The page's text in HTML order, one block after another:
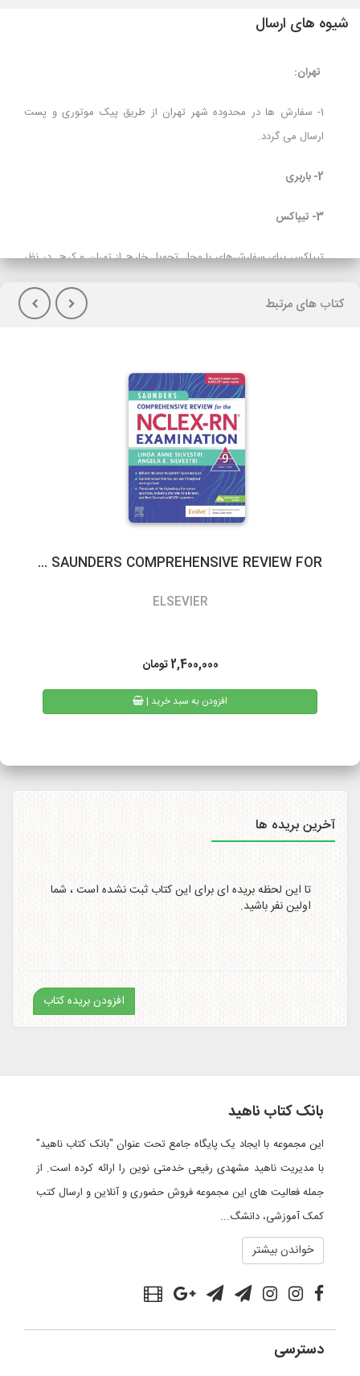
شیوه های ارسال
تهران:
1- سفارش ها در محدوده شهر تهران از طریق پیک موتوری و پست
ارسال می گردد.
2- باربری
3- تیپاکس
تیپاکس برای سفارش‌های با محل تحویل خارج از تهران و کرج در نظر
هنگام تحویل کالا(پس کرایه) دارند توصیه می شود.
گیلان)نسبت به سایر روشهای ارسال سریعتر می باشد. در صورت انتخاب
ارسال با پست تیپاکس، هزینه حمل به عهده مشتری خواهد بود.
سرویس‌دهی تیپاکس در بیش از 80 شهر که تک مسیره هستند به طور
معمول 24 ساعته است. شهرهایی که دومسیره یا راه دور هستند، معمولاً
3- پست پیشتاز و سفارشی
در پست پیشتاز زمان تحویل، بسته به دوری یا نزدیکی شهر مقصد از
ممکن است کالا کمی با تاخیر به دست مشتریان محترم برسد.
همیچنین امکان پیگیری وضعیت سفارشات پست پیشتاز از طریق
رقمی میسر است.
کتاب های مرتبط
SAUNDERS COMPREHENSIVE REVIEW FOR ...
ELSEVIER
2,400,000تومان
| افزودن به سبد خرید
آخرین بریده ها
تا این لحظه بریده ای برای این کتاب ثبت نشده است ، شما
اولین نفر باشید.
افزودن بریده کتاب
بانک کتاب ناهید
این مجموعه با ایجاد یک پایگاه جامع تحت عنوان "بانک کتاب ناهید"
با مدیریت ناهید مشهدی رفیعی خدمتی نوین را ارائه کرده است. از
جمله فعالیت های این مجموعه فروش حضوری و آنلاین و ارسال کتب
کمک آموزشی، دانشگ...
خواندن بیشتر
دسترسی